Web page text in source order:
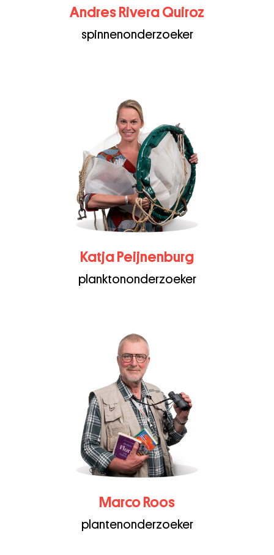
Andres Rivera Quiroz
spinnenonderzoeker
Katja Peijnenburg
planktononderzoeker
Marco Roos
plantenonderzoeker